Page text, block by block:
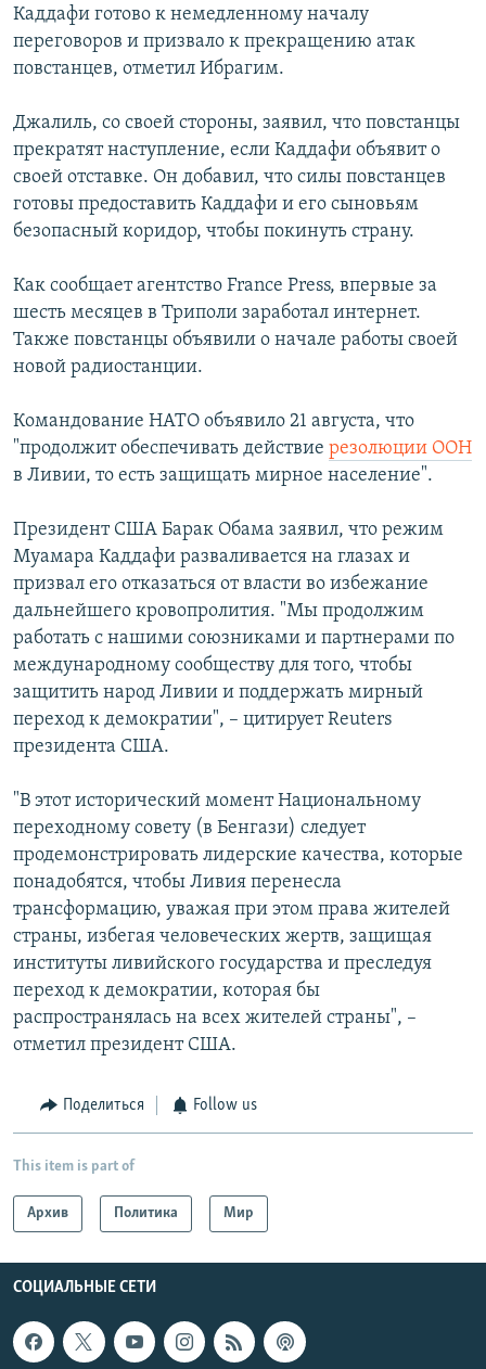
Каддафи готово к немедленному началу
переговоров и призвало к прекращению атак
повстанцев, отметил Ибрагим.
Джалиль, со своей стороны, заявил, что повстанцы
прекратят наступление, если Каддафи объявит о
своей отставке. Он добавил, что силы повстанцев
готовы предоставить Каддафи и его сыновьям
безопасный коридор, чтобы покинуть страну.
Как сообщает агентство France Press, впервые за
шесть месяцев в Триполи заработал интернет.
Также повстанцы объявили о начале работы своей
новой радиостанции.
Командование НАТО объявило 21 августа, что
"продолжит обеспечивать действие резолюции ООН
в Ливии, то есть защищать мирное население".
Президент США Барак Обама заявил, что режим
Муамара Каддафи разваливается на глазах и
призвал его отказаться от власти во избежание
дальнейшего кровопролития. "Мы продолжим
работать с нашими союзниками и партнерами по
международному сообществу для того, чтобы
защитить народ Ливии и поддержать мирный
переход к демократии", – цитирует Reuters
президента США.
"В этот исторический момент Национальному
переходному совету (в Бенгази) следует
продемонстрировать лидерские качества, которые
понадобятся, чтобы Ливия перенесла
трансформацию, уважая при этом права жителей
страны, избегая человеческих жертв, защищая
институты ливийского государства и преследуя
переход к демократии, которая бы
распространялась на всех жителей страны", –
отметил президент США.
Поделиться Follow us
This item is part of
Архив Политика Мир
СОЦИАЛЬНЫЕ СЕТИ